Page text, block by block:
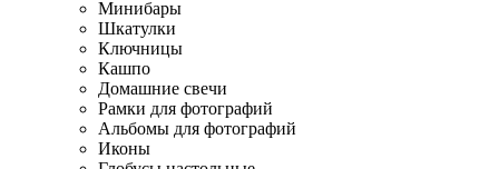
Минибары
Шкатулки
Ключницы
Кашпо
Домашние свечи
Рамки для фотографий
Альбомы для фотографий
Иконы